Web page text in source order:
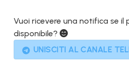
450,00€.
Vuoi ricevere una notifica se
disponibile?
UNISCITI AL CANALE